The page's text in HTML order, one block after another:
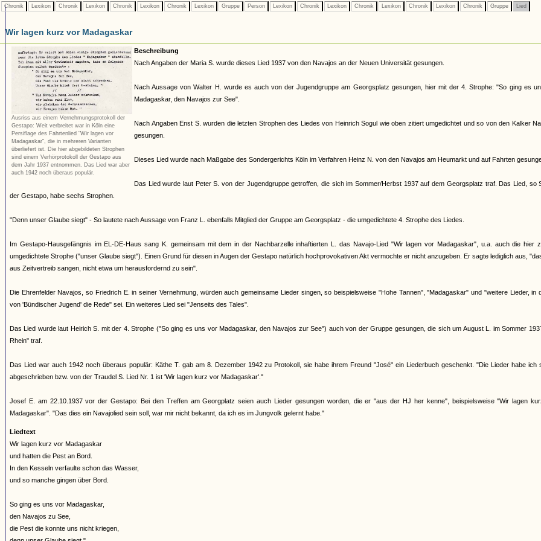
Chronik Lexikon Chronik Lexikon Chronik Lexikon Chronik Lexikon Gruppe Person Lexikon Chronik Lexikon Chronik Lexikon Chronik Lexikon Chronik Gruppe Lied
Wir lagen kurz vor Madagaskar
Ausriss aus einem Vernehmungsprotokoll der
Gestapo: Weit verbreitet war in Köln eine
Persiflage des Fahrtenlied "Wir lagen vor
Madagaskar", die in mehreren Varianten
überliefert ist. Die hier abgebildeten Strophen
sind einem Verhörprotokoll der Gestapo aus
dem Jahr 1937 entnommen. Das Lied war aber
auch 1942 noch überaus populär.
Beschreibung
Nach Angaben der Maria S. wurde dieses Lied 1937 von den Navajos an der Neuen Universität gesungen.
Nach Aussage von Walter H. wurde es auch von der Jugendgruppe am Georgsplatz gesungen, hier mit der 4. Strophe: "So ging es
Madagaskar, den Navajos zur See".
Nach Angaben Enst S. wurden die letzten Strophen des Liedes von Heinrich Sogul wie oben zitiert umgedichtet und so von den Kalker
gesungen.
Dieses Lied wurde nach Maßgabe des Sondergerichts Köln im Verfahren Heinz N. von den Navajos am Heumarkt und auf Fahrten
Das Lied wurde laut Peter S. von der Jugendgruppe getroffen, die sich im Sommer/Herbst 1937 auf dem Georgsplatz traf. Das Lied, so
der Gestapo, habe sechs Strophen.
"Denn unser Glaube siegt" - So lautete nach Aussage von Franz L. ebenfalls Mitglied der Gruppe am Georgsplatz - die umgedichtete 4. Strophe des Liedes.
Im Gestapo-Hausgefängnis im EL-DE-Haus sang K. gemeinsam mit dem in der Nachbarzelle inhaftierten L. das Navajo-Lied "Wir lagen vor Madagaskar", u.a. auch die hier
umgedichtete Strophe ("unser Glaube siegt"). Einen Grund für diesen in Augen der Gestapo natürlich hochprovokativen Akt vermochte er nicht anzugeben. Er sagte lediglich aus,
aus Zeitvertreib sangen, nicht etwa um herausfordernd zu sein".
Die Ehrenfelder Navajos, so Friedrich E. in seiner Vernehmung, würden auch gemeinsame Lieder singen, so beispielsweise "Hohe Tannen", "Madagaskar" und "weitere Lieder, in
von 'Bündischer Jugend' die Rede" sei. Ein weiteres Lied sei "Jenseits des Tales".
Das Lied wurde laut Heirich S. mit der 4. Strophe ("So ging es uns vor Madagaskar, den Navajos zur See") auch von der Gruppe gesungen, die sich um August L. im Sommer
Rhein" traf.
Das Lied war auch 1942 noch überaus populär: Käthe T. gab am 8. Dezember 1942 zu Protokoll, sie habe ihrem Freund "José" ein Liederbuch geschenkt. "Die Lieder habe ich
abgeschrieben bzw. von der Traudel S. Lied Nr. 1 ist 'Wir lagen kurz vor Madagaskar'."
Josef E. am 22.10.1937 vor der Gestapo: Bei den Treffen am Georgplatz seien auch Lieder gesungen worden, die er "aus der HJ her kenne", beispielsweise "Wir lagen
Madagaskar". "Das dies ein Navajolied sein soll, war mir nicht bekannt, da ich es im Jungvolk gelernt habe."
Liedtext
Wir lagen kurz vor Madagaskar
und hatten die Pest an Bord.
In den Kesseln verfaulte schon das Wasser,
und so manche gingen über Bord.
So ging es uns vor Madagaskar,
den Navajos zu See,
die Pest die konnte uns nicht kriegen,